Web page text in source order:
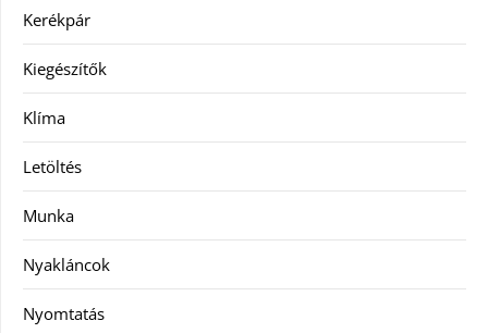
Kerékpár
Kiegészítők
Klíma
Letöltés
Munka
Nyakláncok
Nyomtatás